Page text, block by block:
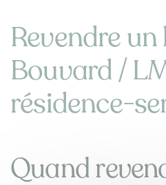
Revendre
Bouvard /
résidence-
Quand